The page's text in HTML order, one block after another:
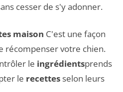
cesser de s'y adonner.
maison C'est une façon
récompenser votre chien.
le ingrédientsprends
le recettes selon leurs